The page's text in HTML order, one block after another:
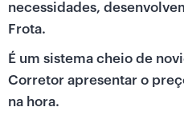
necessidades,
Frota.
É um sistema cheio de
Corretor apresentar o
na hora.